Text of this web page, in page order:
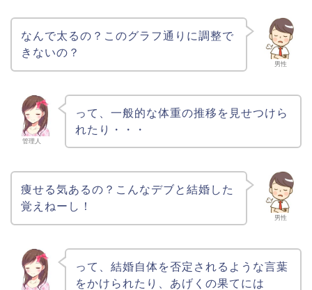
男性
なんで太るの？このグラフ通りに調整で
きないの？
管理人
って、一般的な体重の推移を見せつけら
れたり・・・
男性
痩せる気あるの？こんなデブと結婚した
覚えねーし！
って、結婚自体を否定されるような言葉
をかけられたり、あげくの果てには